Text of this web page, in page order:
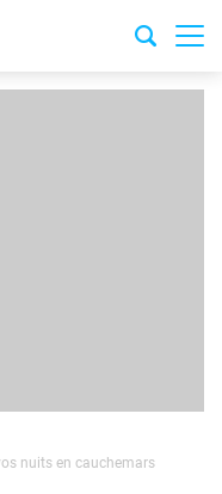
nuits en cauchemars